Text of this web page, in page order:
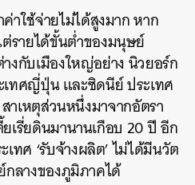
าใช้จ่ายไม่ได้สูงมาก หาก
รายได้ขั้นต่ำของมนุษย์
งกับเมืองใหญ่อย่าง นิวยอร์ก
เทศญี่ปุ่น และซิดนีย์ ประเทศ
าเหตุส่วนหนึ่งมาจากอัตรา
เรี่ยดินมานานเกือบ 20ปี อีก
เทศ ‘รับจ้างผลิต’ไม่ได้มีนวัต
กลางของภูมิภาคได้